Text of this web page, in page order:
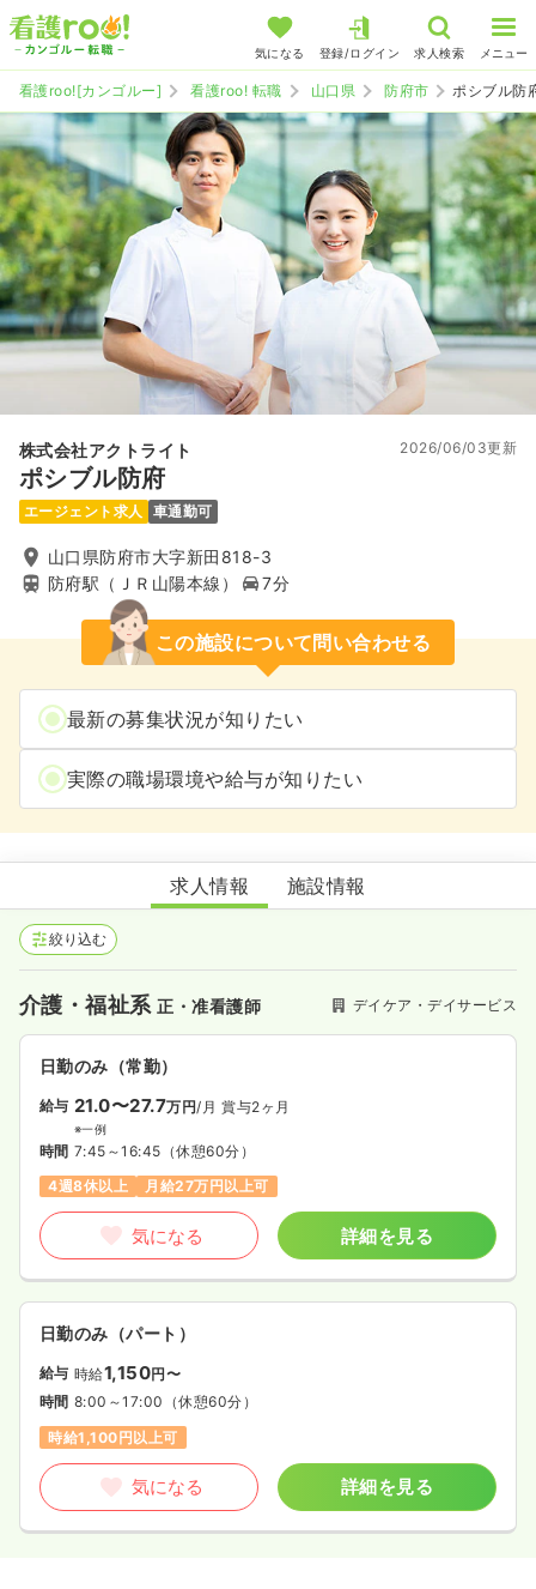
気になる 登録/ログイン 求人検索 メニュー
看護roo![カンゴルー] 看護roo! 転職 山口県 防府市 ポシブル防
株式会社アクトライト
ポシブル防府
2026/06/03更新
エージェント求人 車通勤可
山口県防府市大字新田818-3
防府駅（ＪＲ山陽本線）
7分
この施設について問い合わせる
最新の募集状況が知りたい
実際の職場環境や給与が知りたい
ポシブル防府
求人情報 施設情報
絞り込む
介護・福祉系正・准看護師 デイケア・デイサービス
日勤のみ（常勤）
給与 21.0〜27.7万円/月 賞与2ヶ月
※一例
時間 7:45～16:45 （休憩60分）
4週8休以上
月給27万円以上可
気になる 詳細を見る
日勤のみ（パート）
給与 時給1,150円〜
時間 8:00～17:00 （休憩60分）
時給1,100円以上可
気になる 詳細を見る